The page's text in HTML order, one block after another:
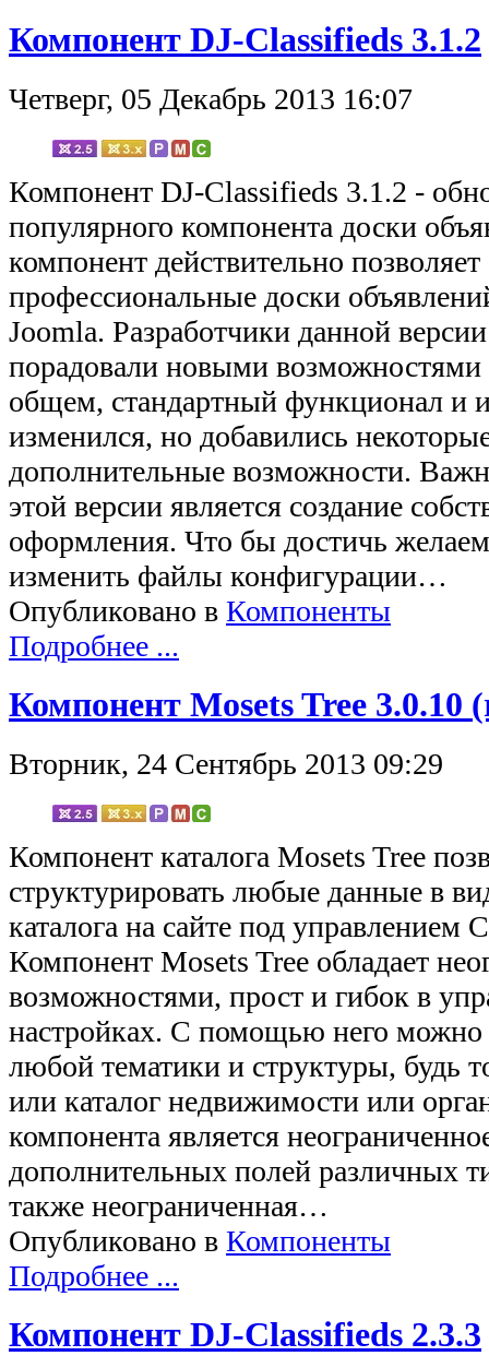
Компонент DJ-Classifieds 3.1.2
Четверг, 05 Декабрь 2013 16:07
Компонент DJ-Classifieds 3.1.2 -
популярного компонента доски
компонент действительно позволяет
профессиональные доски
Joomla. Разработчики данной
порадовали новыми
общем, стандартный функционал и
изменился, но добавились
дополнительные возможности.
этой версии является создание
оформления. Что бы достичь
изменить файлы конфигурации…
Опубликовано в Компоненты
Подробнее ...
Компонент Mosets Tree 3.0.10
Вторник, 24 Сентябрь 2013 09:29
Компонент каталога Mosets Tree
структурировать любые данные в
каталога на сайте под управлением
Компонент Mosets Tree обладает
возможностями, прост и гибок в
настройках. С помощью него можно
любой тематики и структуры, будь
или каталог недвижимости или
компонента является
дополнительных полей различных
также неограниченная…
Опубликовано в Компоненты
Подробнее ...
Компонент DJ-Classifieds 2.3.3